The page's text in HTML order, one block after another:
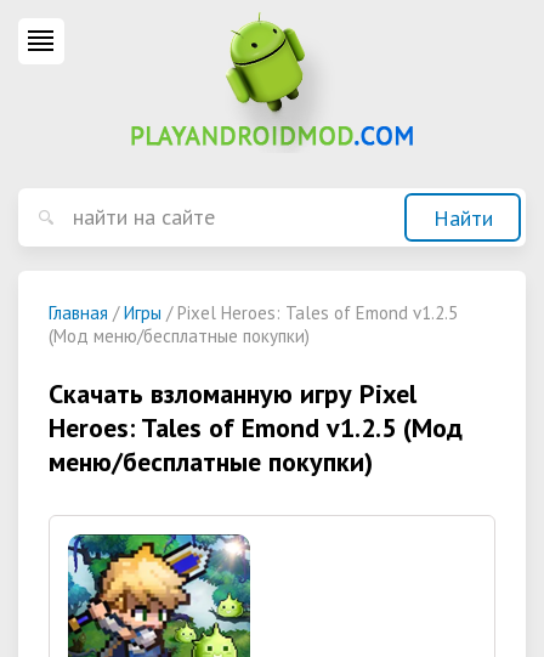
Главная /Игры / Pixel Heroes: Tales of Emond v1.2.5
(Мод меню/бесплатные покупки)
Скачать взломанную игру Pixel
Heroes: Tales of Emond v1.2.5 (Мод
меню/бесплатные покупки)